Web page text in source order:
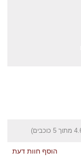
הוסף חוות דעת